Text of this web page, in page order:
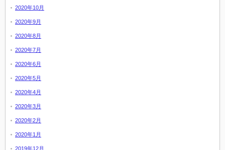
2020年10月
2020年9月
2020年8月
2020年7月
2020年6月
2020年5月
2020年4月
2020年3月
2020年2月
2020年1月
2019年12月